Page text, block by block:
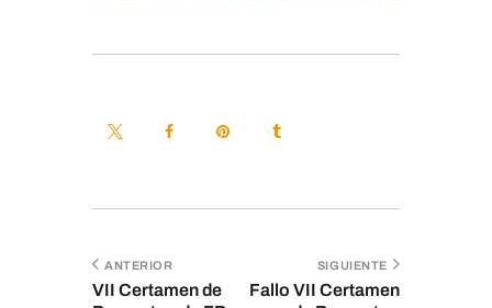
ANTERIOR
VII Certamen de
SIGUIENTE
Fallo VII Certamen